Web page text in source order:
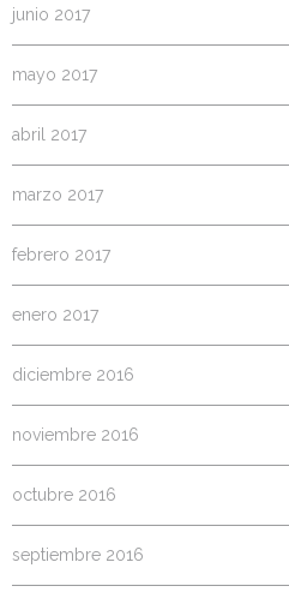
junio 2017
mayo 2017
abril 2017
marzo 2017
febrero 2017
enero 2017
diciembre 2016
noviembre 2016
octubre 2016
septiembre 2016